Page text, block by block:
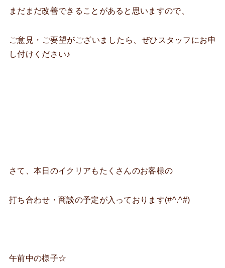
まだまだ改善できることがあると思いますので、
ご意見・ご要望がございましたら、ぜひスタッフにお申
し付けください♪
さて、本日のイクリアもたくさんのお客様の
打ち合わせ・商談の予定が入っております(#^.^#)
午前中の様子☆